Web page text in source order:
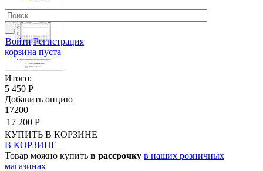
Войти Регистрация
корзина пуста
Итого:
5 450 Р
Добавить опцию
17200
17 200 Р
КУПИТЬ В КОРЗИНЕ
В КОРЗИНЕ
Товар можно купить в рассрочку в наших розничных
магазинах